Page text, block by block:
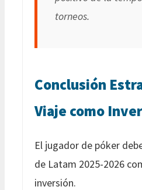
torneos.
Conclusión
Viaje como
El jugador de póker
de Latam 2025-2026
inversión.